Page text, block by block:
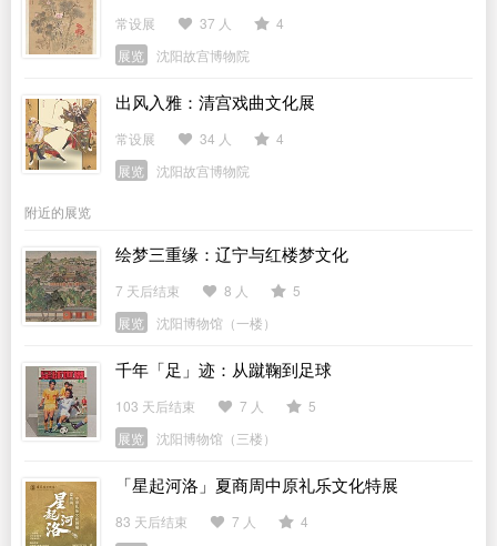
常设展 37 人
4
展览
沈阳故宫博物院
出风入雅：清宫戏曲文化展
常设展 34 人
4
展览
沈阳故宫博物院
附近的展览
绘梦三重缘：辽宁与红楼梦文化
7 天后结束 8 人
5
展览
沈阳博物馆（一楼）
千年「足」迹：从蹴鞠到足球
103 天后结束 7 人
5
展览
沈阳博物馆（三楼）
「星起河洛」夏商周中原礼乐文化特展
83 天后结束 7 人
4